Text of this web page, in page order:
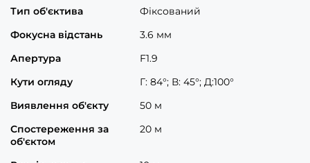
Тип об'єктива
Фіксований
Фокусна відстань
3.6 мм
Апертура
F1.9
Кути огляду
Г: 84°; В: 45°; Д:100°
Виявлення об'єкту
50 м
Спостереження за
об'єктом
20 м